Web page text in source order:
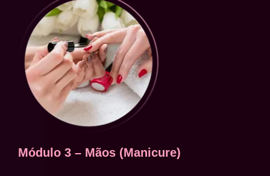
Módulo 3 – Mãos (Manicure)